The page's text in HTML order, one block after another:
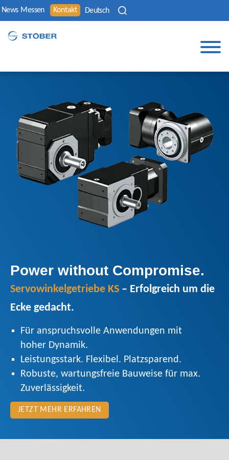
News Messen Kontakt Deutsch
Power without Compromise.
Servowinkelgetriebe KS – Erfolgreich um die
Ecke gedacht.
Für anspruchsvolle Anwendungen mit
hoher Dynamik.
Leistungsstark. Flexibel. Platzsparend.
Robuste, wartungsfreie Bauweise für max.
Zuverlässigkeit.
JETZT MEHR ERFAHREN